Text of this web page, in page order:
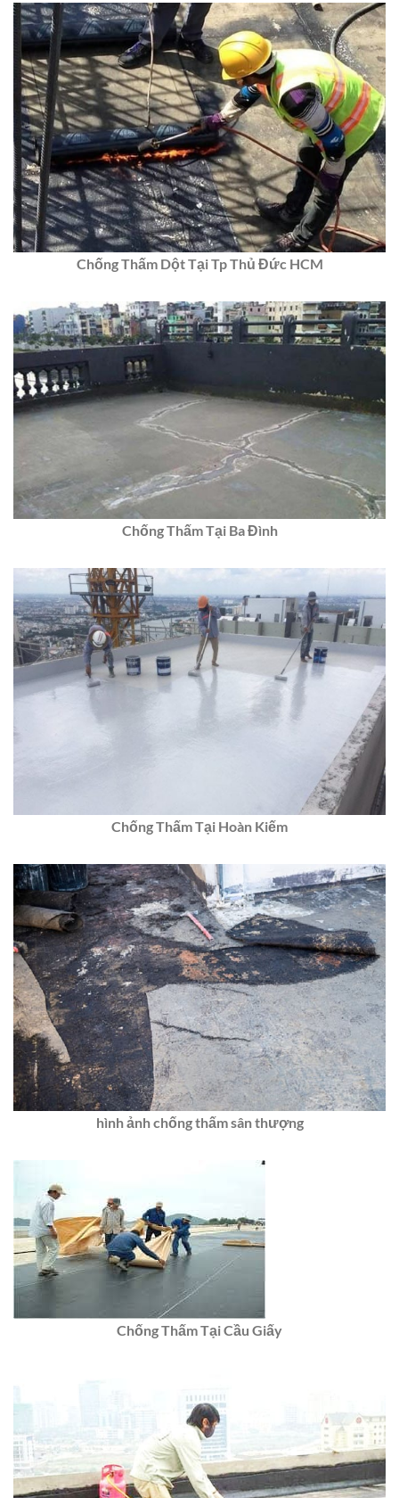
Chống Thấm Dột Tại Tp Thủ Đức HCM
Chống Thấm Tại Ba Đình
Chống Thấm Tại Hoàn Kiếm
hình ảnh chống thấm sân thượng
Chống Thấm Tại Cầu Giấy